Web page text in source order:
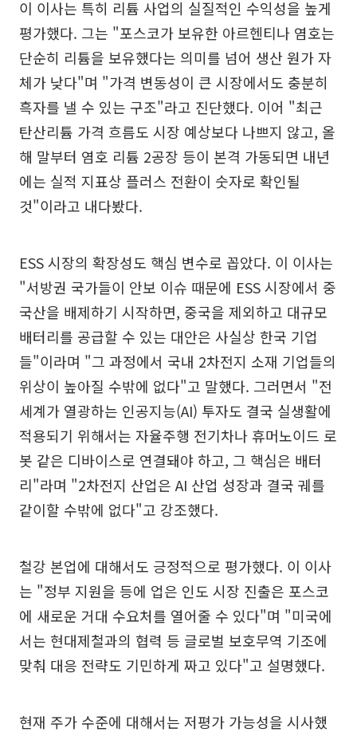
이 이사는 특히 리튬 사업의 실질적인 수익성을 높게
평가했다. 그는 "포스코가 보유한 아르헨티나 염호는
단순히 리튬을 보유했다는 의미를 넘어 생산 원가 자
체가 낮다"며 "가격 변동성이 큰 시장에서도 충분히
흑자를 낼 수 있는 구조"라고 진단했다. 이어 "최근
탄산리튬 가격 흐름도 시장 예상보다 나쁘지 않고, 올
해 말부터 염호 리튬 2공장 등이 본격 가동되면 내년
에는 실적 지표상 플러스 전환이 숫자로 확인될
것"이라고 내다봤다.
ESS 시장의 확장성도 핵심 변수로 꼽았다. 이 이사는
"서방권 국가들이 안보 이슈 때문에 ESS 시장에서 중
국산을 배제하기 시작하면, 중국을 제외하고 대규모
배터리를 공급할 수 있는 대안은 사실상 한국 기업
들"이라며 "그 과정에서 국내 2차전지 소재 기업들의
위상이 높아질 수밖에 없다"고 말했다. 그러면서 "전
세계가 열광하는 인공지능(AI) 투자도 결국 실생활에
적용되기 위해서는 자율주행 전기차나 휴머노이드 로
봇 같은 디바이스로 연결돼야 하고, 그 핵심은 배터
리"라며 "2차전지 산업은 AI 산업 성장과 결국 궤를
같이할 수밖에 없다"고 강조했다.
철강 본업에 대해서도 긍정적으로 평가했다. 이 이사
는 "정부 지원을 등에 업은 인도 시장 진출은 포스코
에 새로운 거대 수요처를 열어줄 수 있다"며 "미국에
서는 현대제철과의 협력 등 글로벌 보호무역 기조에
맞춰 대응 전략도 기민하게 짜고 있다"고 설명했다.
현재 주가 수준에 대해서는 저평가 가능성을 시사했